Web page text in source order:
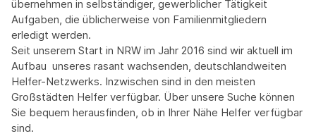
übernehmen in selbständiger, gewerblicher Tätigkeit
Aufgaben, die üblicherweise von Familienmitgliedern
erledigt werden.
Seit unserem Start in NRW im Jahr 2016 sind wir aktuell im
Aufbau unseres rasant wachsenden, deutschlandweiten
Helfer-Netzwerks. Inzwischen sind in den meisten
Großstädten Helfer verfügbar. Über unsere Suche können
Sie bequem herausfinden, ob in Ihrer Nähe Helfer verfügbar
sind.